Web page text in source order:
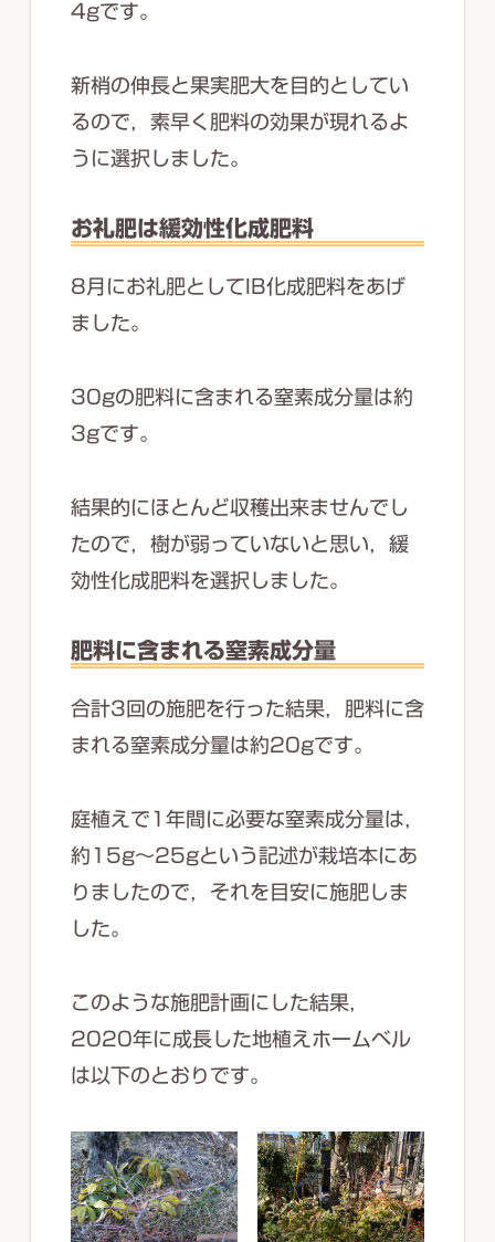
4gです。
新梢の伸長と果実肥大を目的としてい
るので，素早く肥料の効果が現れるよ
うに選択しました。
お礼肥は緩効性化成肥料
8月にお礼肥としてIB化成肥料をあげ
ました。
30gの肥料に含まれる窒素成分量は約
3gです。
結果的にほとんど収穫出来ませんでし
たので，樹が弱っていないと思い，緩
効性化成肥料を選択しました。
肥料に含まれる窒素成分量
合計3回の施肥を行った結果，肥料に含
まれる窒素成分量は約20gです。
庭植えで1年間に必要な窒素成分量は，
約15g～25gという記述が栽培本にあ
りましたので，それを目安に施肥しま
した。
このような施肥計画にした結果，
2020年に成長した地植えホームベル
は以下のとおりです。